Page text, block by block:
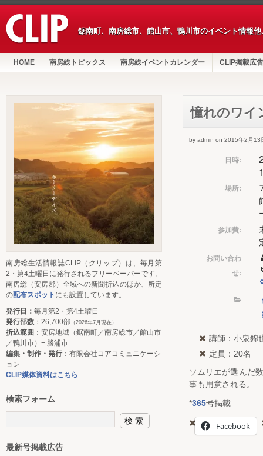
鋸南町、南房総市、館山市、鴨川市のイベント情報
HOME 南房総トピックス 南房総イベントカレンダー CLIP掲載広告
憧れのワイ
by admin on 2015年2月13
日時:
場所:
参加費:
お問い合わ
せ:
講師：小泉錦
定員：20名
ソムリエが選んだ
事も用意される。
*365号掲載
Facebook
南房総生活情報誌CLIP（クリップ）は、毎月第
2・第4土曜日に発行されるフリーペーパーです。
南房総（安房郡）全域への新聞折込のほか、所定
の配布スポット にも設置しています。
発行日： 毎月第2・第4土曜日
発行部数 ：26,700部 （2026年7月現在）
折込範囲 ：安房地域（鋸南町／南房総市／館山市
／鴨川市）+ 勝浦市
編集・制作・発行：有限会社コアコミュニケーシ
ョン
CLIP媒体資料はこちら
検索フォーム
最新号掲載広告